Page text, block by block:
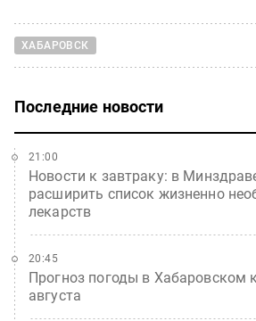
ХАБАРОВСК
Последние новости
Новости к завтраку: в
расширить список жизненно
лекарств
21:00
Прогноз погоды в Хабаровском
августа
20:45